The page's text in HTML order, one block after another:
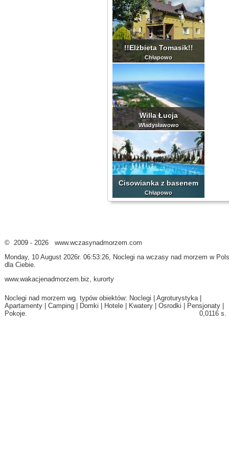
!!Elżbieta Tomasik!!
Chłapowo
Willa Łucja
Władysławowo
Cisowianka z basenem
Chłapowo
© 2009 - 2026 www.wczasynadmorzem.com
Monday, 10 August 2026r. 06:53:26, Noclegi na wczasy nad morzem w
dla Ciebie.
www.wakacjenadmorzem.biz, kurorty
Noclegi nad morzem wg. typów obiektów: Noclegi Agroturystyka|
Apartamenty
Camping Domki Hotele Kwatery Osrodki Pensjonaty
Pokoje. 0,0116 s.